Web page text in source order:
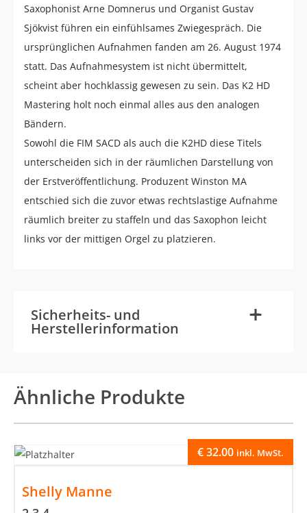
Saxophonist Arne Domnerus und Organist Gustav
Sjökvist führen ein einfühlsames Zwiegespräch. Die
ursprünglichen Aufnahmen fanden am 26. August 1974
statt. Das Aufnahmesystem ist nicht übermittelt,
scheint aber hochklassig gewesen zu sein. Das K2 HD
Mastering holt noch einmal alles aus den analogen
Bändern.
Sowohl die FIM SACD als auch die K2HD diese Titels
unterscheiden sich in der räumlichen Darstellung von
der Erstveröffentlichung. Produzent Winston MA
entschied sich die zuvor etwas rechtslastige Aufnahme
räumlich breiter zu staffeln und das Saxophon leicht
links vor der mittigen Orgel zu platzieren.
Sicherheits- und
Herstellerinformation +
-
Ähnliche Produkte
Shelly Manne
€32.00 inkl. MwSt.